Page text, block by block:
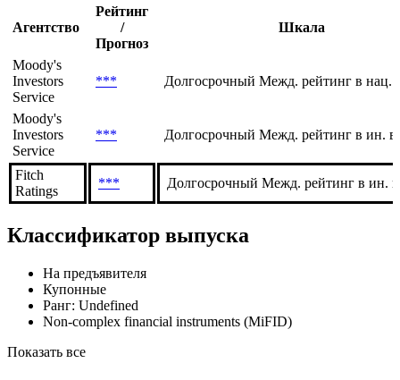
Показывать отозванные рейтинги
Рейтинги заёмщика
Агентство
Рейтинг
Шкала
Moody's
Investors
Service
*** Долгосрочный Межд. рейтинг в нац.
Moody's
Investors
Fitch
*** Долгосрочный Межд. рейтинг в ин.
Классификатор выпуска
На предъявителя
Купонные